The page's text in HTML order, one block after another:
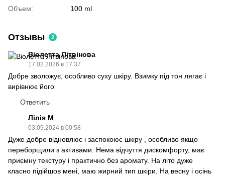
Объем:
100 ml
Отзывы 2
Віолетта Літвінова
17.02.2026 в 17:37
Добре зволожує, особливо суху шкіру. Взимку під тон лягає і
вирівнює його
Ответить
Лілія М
03.09.2024 в 00:58
Дуже добре відновлює і заспокоює шкіру , особливо якщо
переборщили з активами. Нема відчуття дискомфорту, має
приємну текстуру і практично без аромату. На літо дуже
класно підійшов мені, маю жирний тип шкіри. На весну і осінь